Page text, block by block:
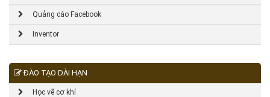
Quảng cáo Facebook
Inventor
ĐÀO TẠO DÀI HẠN
Học vẽ cơ khí